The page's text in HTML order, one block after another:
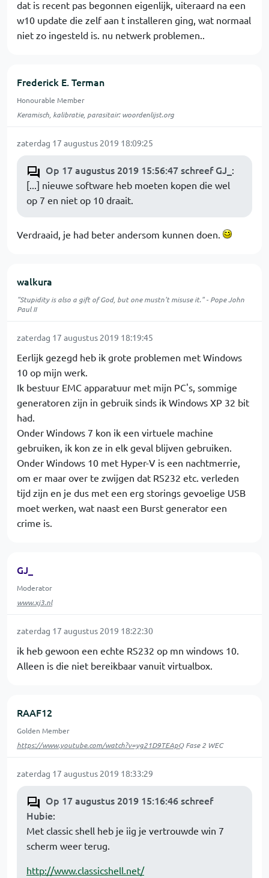
dat is recent pas begonnen eigenlijk, uiteraard na een
w10 update die zelf aan t installeren ging, wat normaal
niet zo ingesteld is. nu netwerk problemen..
Frederick E. Terman
Honourable Member
Keramisch, kalibratie, parasitair: woordenlijst.org
zaterdag 17 augustus 2019 18:09:25
Op 17 augustus 2019 15:56:47 schreef GJ_ :
[...] nieuwe software heb moeten kopen die wel
op 7 en niet op 10 draait.
Verdraaid, je had beter andersom kunnen doen.
walkura
"Stupidity is also a gift of God, but one mustn't misuse it." - Pope John
Paul II
zaterdag 17 augustus 2019 18:19:45
Eerlijk gezegd heb ik grote problemen met Windows
10 op mijn werk.
Ik bestuur EMC apparatuur met mijn PC's, sommige
generatoren zijn in gebruik sinds ik Windows XP 32 bit
had.
Onder Windows 7 kon ik een virtuele machine
gebruiken, ik kon ze in elk geval blijven gebruiken.
Onder Windows 10 met Hyper-V is een nachtmerrie,
om er maar over te zwijgen dat RS232 etc. verleden
tijd zijn en je dus met een erg storings gevoelige USB
moet werken, wat naast een Burst generator een
crime is.
GJ_
Moderator
www.xj3.nl
zaterdag 17 augustus 2019 18:22:30
ik heb gewoon een echte RS232 op mn windows 10.
Alleen is die niet bereikbaar vanuit virtualbox.
RAAF12
Golden Member
https://www.youtube.com/watch?v=yg21D9TEApQFase 2 WEC
zaterdag 17 augustus 2019 18:33:29
Op 17 augustus 2019 15:16:46 schreef
Hubie:
Met classic shell heb je iig je vertrouwde win 7
scherm weer terug.
http://www.classicshell.net/